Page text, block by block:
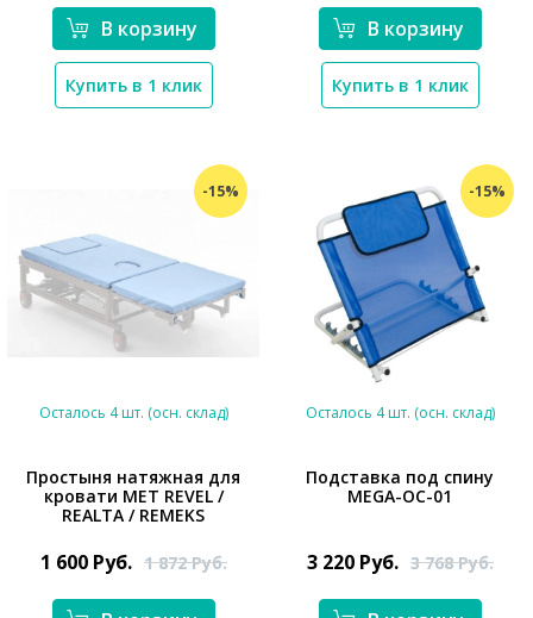
*}
В корзину
Купить в 1 клик
В корзину
Купить в 1 клик
-15%
*}
Осталось 4 шт. (осн. склад)
Простыня натяжная для
кровати МЕТ REVEL /
REALTA / REMEKS
1 600 Руб. 1 872Руб.
-15%
Осталось 4 шт. (осн. склад)
Подставка под спину
MEGA-ОС-01
3 220 Руб. 3 768Руб.